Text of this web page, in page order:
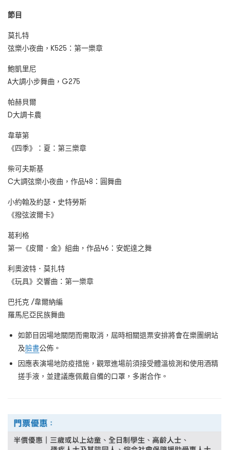
節目
莫扎特
弦樂小夜曲，K525：第一樂章
鮑凱里尼
A大調小步舞曲，G275
帕赫貝爾
D大調卡農
韋華第
《四季》：夏：第三樂章
柴可夫斯基
C大調弦樂小夜曲，作品48：圓舞曲
小約翰及約瑟‧史特勞斯
《撥弦波爾卡》
葛利格
第一《皮爾．金》組曲，作品46：安妮達之舞
利奧波特．莫扎特
《玩具》交響曲：第一樂章
巴托克 /韋爾納編
羅馬尼亞民族舞曲
如節目因場地關閉而需取消，屆時相關退票安排將會在樂團網站
及臉書公佈。
因應表演場地防疫措施，觀眾進場前須接受體溫檢測和使用酒精
搓手液，並建議應佩戴自備的口罩，多謝合作。